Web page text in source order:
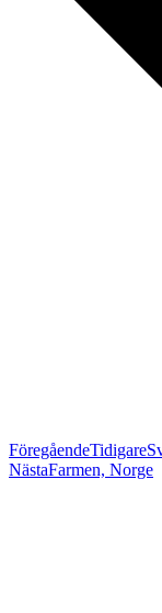
FöregåendeTidigare
NästaFarmen, Norge